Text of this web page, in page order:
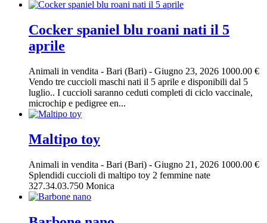
Cocker spaniel blu roani nati il 5
aprile
Animali in vendita - Bari (Bari) - Giugno 23, 2026 1000.00 €
Vendo tre cuccioli maschi nati il 5 aprile e disponibili dal 5
luglio.. I cuccioli saranno ceduti completi di ciclo vaccinale,
microchip e pedigree en...
Maltipo toy
Animali in vendita - Bari (Bari) - Giugno 21, 2026 1000.00 €
Splendidi cuccioli di maltipo toy 2 femmine nate
327.34.03.750 Monica